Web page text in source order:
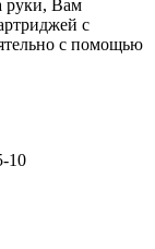
руки, Вам
с
с помощью
10